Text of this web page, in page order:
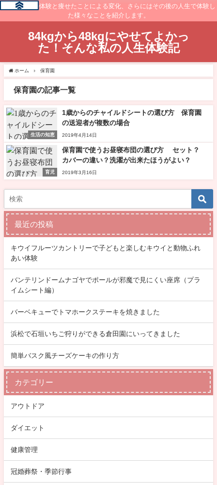
痩せるまでの体験と痩せたことによる変化、さらにはその後の人生で体験し
た様々なことを紹介します。
84kgから48kgにやせてよかっ
た！そんな私の人生体験記
ホーム 保育園
保育園の記事一覧
生活の知恵
1歳からのチャイルドシートの選び方 保育園
の送迎者が複数の場合
2019年4月14日
育児
保育園で使うお昼寝布団の選び方 セット？
カバーの違い？洗濯が出来たほうがよい？
2019年3月16日
最近の投稿
キウイフルーツカントリーで子どもと楽しむキウイと動物ふれ
あい体験
バンテリンドームナゴヤでポールが邪魔で見にくい座席（プラ
イムシート編）
バーベキューでトマホークステーキを焼きました
浜松で石垣いちご狩りができる倉田園にいってきました
簡単バスク風チーズケーキの作り方
カテゴリー
アウトドア
ダイエット
健康管理
冠婚葬祭・季節行事